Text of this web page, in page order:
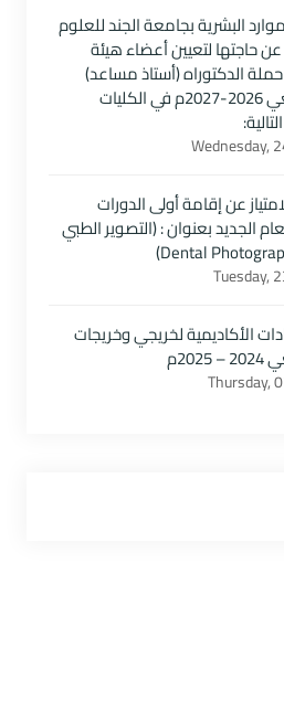
البشرية بجامعة الجند للعلوم
عن حاجتها لتعيين أعضاء هيئة
الدكتوراه (أستاذ مساعد)
للعام الجامعي 2026-2027م في الكليات
Wednesday,
عن إقامة أولى الدورات
الجديد بعنوان : (التصوير الطبي
Tuesday,
الأكاديمية لخريجي وخريجات
Thursday,